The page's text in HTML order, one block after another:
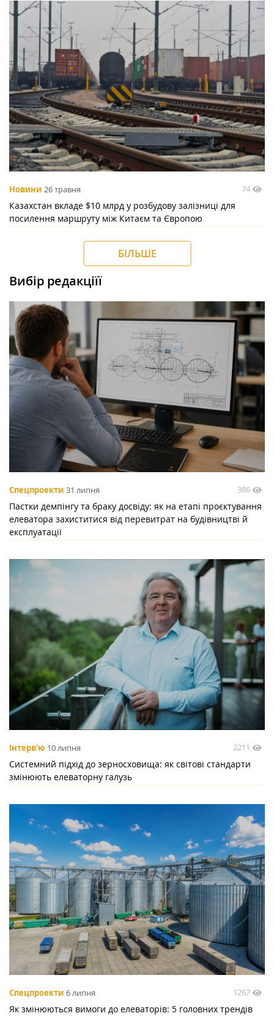
Новини 26 травня 74
Казахстан вкладе $10 млрд у розбудову залізниці для
посилення маршруту між Китаєм та Європою
БІЛЬШЕ
Вибір редакціїї
Спецпроекти 31 липня 386
Пастки демпінгу та браку досвіду: як на етапі проєктування
елеватора захиститися від перевитрат на будівництві й
експлуатації
Інтерв'ю 10 липня 2211
Системний підхід до зерносховища: як світові стандарти
змінюють елеваторну галузь
Спецпроекти 6 липня 1267
Як змінюються вимоги до елеваторів: 5 головних трендів